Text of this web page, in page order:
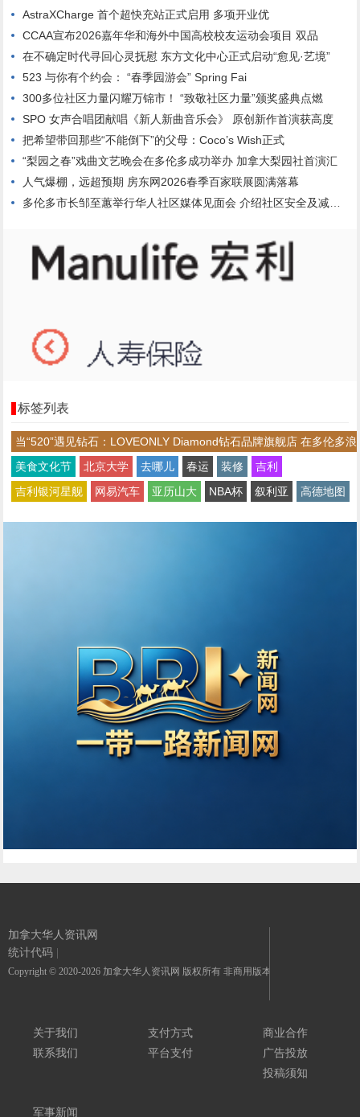
AstraXCharge 首个超快充站正式启用 多项开业优
CCAA宣布2026嘉年华和海外中国高校校友运动会项目 双品
在不确定时代寻回心灵抚慰 东方文化中心正式启动“愈见·艺境”
523 与你有个约会： “春季园游会” Spring Fai
300多位社区力量闪耀万锦市！ “致敬社区力量”颁奖盛典点燃
SPO 女声合唱团献唱《新人新曲音乐会》 原创新作首演获高度
把希望带回那些“不能倒下”的父母：Coco’s Wish正式
“梨园之春”戏曲文艺晚会在多伦多成功举办 加拿大梨园社首演汇
人气爆棚，远超预期 房东网2026春季百家联展圆满落幕
多伦多市长邹至蕙举行华人社区媒体见面会 介绍社区安全及减轻市
标签列表
当“520”遇见钻石：LOVEONLY Diamond钻石品牌旗舰店 在多伦多
美食文化节
北京大学 去哪儿 春运 装修
吉利
吉利银河星舰
网易汽车 亚历山大 NBA杯 叙利亚 高德地图
加拿大华人资讯网
统计代码
Copyright © 2020-2026 加拿大华人资讯网 版权所有 非商用版本
关于我们
联系我们
支付方式
平台支付
商业合作
广告投放
投稿须知
军事新闻